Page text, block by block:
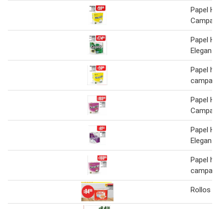
Papel
Papel
Elegante
Papel
Papel
Papel
Elegante
Papel
Rollos